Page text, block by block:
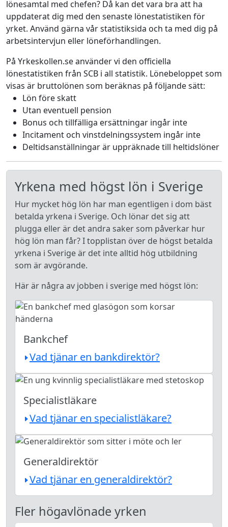
lönesamtal med chefen? Då kan det vara bra att ha
uppdaterat dig med den senaste lönestatistiken för
yrket. Använd gärna vår statistiksida och ta med dig på
arbetsintervjun eller löneförhandlingen.
På Yrkeskollen.se använder vi den officiella
lönestatistiken från SCB i all statistik. Lönebeloppet som
visas är bruttolönen som beräknas på följande sätt:
Lön före skatt
Utan eventuell pension
Bonus och tillfälliga ersättningar ingår inte
Incitament och vinstdelningssystem ingår inte
Deltidsanställningar är uppräknade till heltidslöner
Yrkena med högst lön i Sverige
Hur mycket hög lön har man egentligen i dom bäst
betalda yrkena i Sverige. Och lönar det sig att
plugga eller är det andra saker som påverkar hur
hög lön man får? I topplistan över de högst betalda
yrkena i Sverige är det inte alltid hög utbildning
som är avgörande.
Här är några av jobben i sverige med högst lön:
Bankchef
Vad tjänar en bankdirektör?
Specialistläkare
Vad tjänar en specialistläkare?
Generaldirektör
Vad tjänar en generaldirektör?
Fler högavlönade yrken